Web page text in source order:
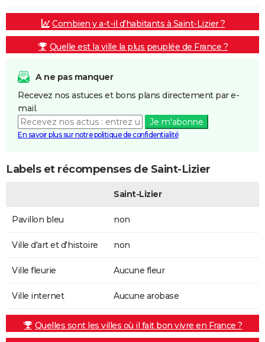
Combien y a-t-il d'habitants à Saint-Lizier ?
Quelle est la ville la plus peuplée de France ?
A ne pas manquer
Recevez nos astuces et bons plans directement par e-
mail.
Je m'abonne
En savoir plus sur notre politique de confidentialité
Labels et récompenses de Saint-Lizier
Saint-Lizier
Pavillon bleu non
Ville d'art et d'histoire non
Ville fleurie Aucune fleur
Ville internet Aucune arobase
Quelles sont les villes où il fait bon vivre en France ?